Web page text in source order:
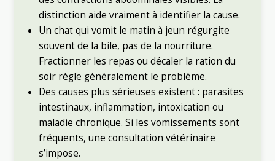
distinction aide vraiment à identifier la cause.
Un chat qui vomit le matin à jeun régurgite
souvent de la bile, pas de la nourriture.
Fractionner les repas ou décaler la ration du
soir règle généralement le problème.
Des causes plus sérieuses existent : parasites
intestinaux, inflammation, intoxication ou
maladie chronique. Si les vomissements sont
fréquents, une consultation vétérinaire
s’impose.